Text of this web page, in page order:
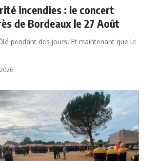
incendies : le concert
de Bordeaux le 27 Août
pendant des jours. Et maintenant que le